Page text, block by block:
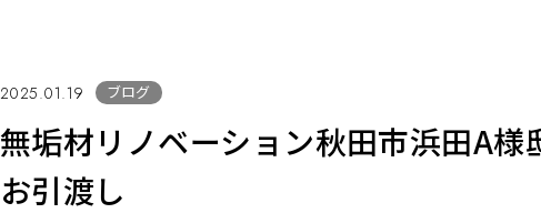
2025.01.19 ブログ
無垢材リノベーション秋田市浜田A様
お引渡し